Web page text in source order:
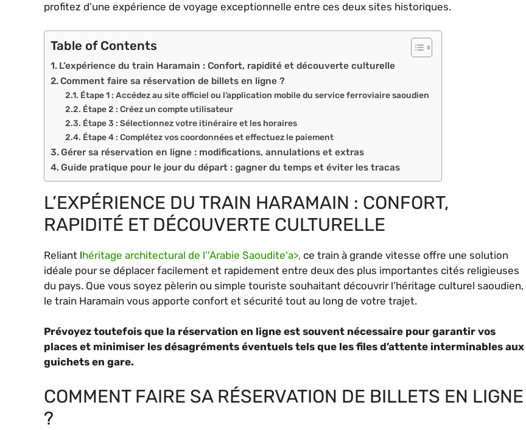
profitez d’une expérience de voyage exceptionnelle entre ces deux sites historiques.
Table of Contents
L’expérience du train Haramain : Confort, rapidité et découverte culturelle
Comment faire sa réservation de billets en ligne ?
Étape 1 : Accédez au site officiel ou l’application mobile du service ferroviaire saoudien
Étape 2 : Créez un compte utilisateur
Étape 3 : Sélectionnez votre itinéraire et les horaires
Étape 4 : Complétez vos coordonnées et effectuez le paiement
Gérer sa réservation en ligne : modifications, annulations et extras
Guide pratique pour le jour du départ : gagner du temps et éviter les tracas
L’EXPÉRIENCE DU TRAIN HARAMAIN : CONFORT,
RAPIDITÉ ET DÉCOUVERTE CULTURELLE
Reliant lhéritage architectural de l’'Arabie Saoudite'a>, ce train à grande vitesse offre une solution
idéale pour se déplacer facilement et rapidement entre deux des plus importantes cités religieuses
du pays. Que vous soyez pèlerin ou simple touriste souhaitant découvrir l’héritage culturel saoudien,
le train Haramain vous apporte confort et sécurité tout au long de votre trajet.
Prévoyez toutefois que la réservation en ligne est souvent nécessaire pour garantir vos
places et minimiser les désagréments éventuels tels que les files d’attente interminables aux
guichets en gare.
COMMENT FAIRE SA RÉSERVATION DE BILLETS EN LIGNE
?